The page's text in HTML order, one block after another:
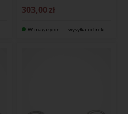
303,00 zł
W magazynie — wysyłka od ręki